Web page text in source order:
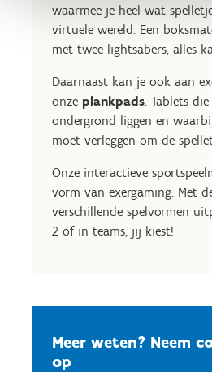
waarmee je heel wat
virtuele wereld. Een
met twee lightsabers, alles
Daarnaast kan je ook aan
onze plankpads. Tablets
ondergrond liggen en
moet verleggen om de
Onze interactieve
vorm van exergaming. Met
verschillende spelvormen
2 of in teams, jij kiest!
Meer weten? Neem
op